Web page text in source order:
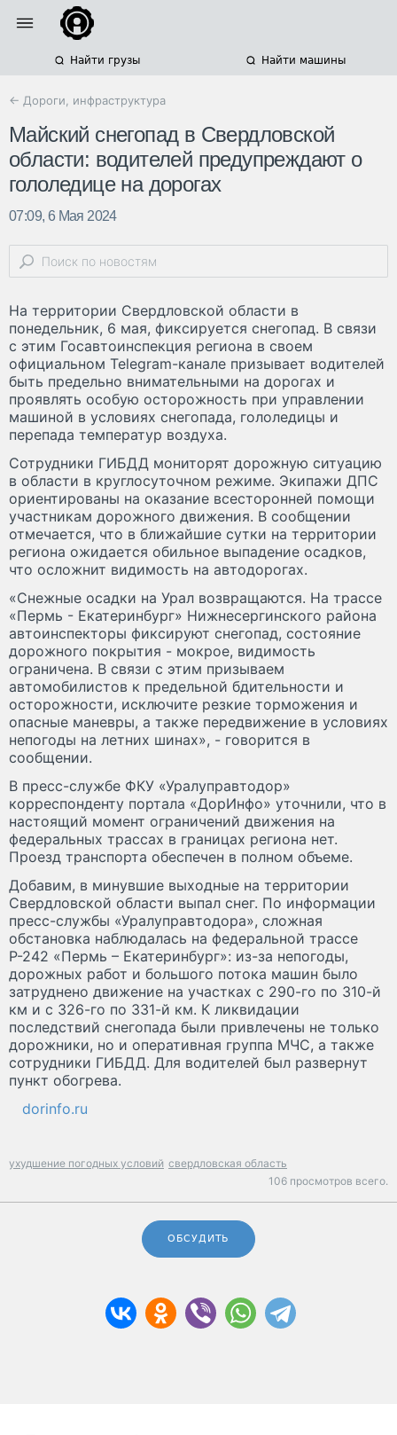
Найти грузы Найти машины
← Дороги, инфраструктура
Майский снегопад в Свердловской
области: водителей предупреждают о
гололедице на дорогах
07:09, 6 Мая 2024
На территории Свердловской области в
понедельник, 6 мая, фиксируется снегопад. В связи
с этим Госавтоинспекция региона в своем
официальном Telegram-канале призывает водителей
быть предельно внимательными на дорогах и
проявлять особую осторожность при управлении
машиной в условиях снегопада, гололедицы и
перепада температур воздуха.
Сотрудники ГИБДД мониторят дорожную ситуацию
в области в круглосуточном режиме. Экипажи ДПС
ориентированы на оказание всесторонней помощи
участникам дорожного движения. В сообщении
отмечается, что в ближайшие сутки на территории
региона ожидается обильное выпадение осадков,
что осложнит видимость на автодорогах.
«Снежные осадки на Урал возвращаются. На трассе
«Пермь - Екатеринбург» Нижнесергинского района
автоинспекторы фиксируют снегопад, состояние
дорожного покрытия - мокрое, видимость
ограничена. В связи с этим призываем
автомобилистов к предельной бдительности и
осторожности, исключите резкие торможения и
опасные маневры, а также передвижение в условиях
непогоды на летних шинах», - говорится в
сообщении.
В пресс-службе ФКУ «Уралуправтодор»
корреспонденту портала «ДорИнфо» уточнили, что в
настоящий момент ограничений движения на
федеральных трассах в границах региона нет.
Проезд транспорта обеспечен в полном объеме.
Добавим, в минувшие выходные на территории
Свердловской области выпал снег. По информации
пресс-службы «Уралуправтодора», сложная
обстановка наблюдалась на федеральной трассе
Р-242 «Пермь – Екатеринбург»: из-за непогоды,
дорожных работ и большого потока машин было
затруднено движение на участках с 290-го по 310-й
км и с 326-го по 331-й км. К ликвидации
последствий снегопада были привлечены не только
дорожники, но и оперативная группа МЧС, а также
сотрудники ГИБДД. Для водителей был развернут
пункт обогрева.
dorinfo.ru
ухудшение погодных условий свердловская область
106 просмотров всего.
ОБСУДИТЬ